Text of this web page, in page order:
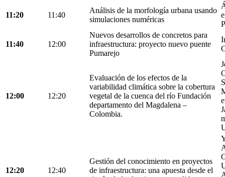
11:20 11:40
Análisis de la morfología urbana usando
simulaciones numéricas
11:40 12:00
Nuevos desarrollos de concretos para
infraestructura: proyecto nuevo puente
Pumarejo
12:00 12:20
Evaluación de los efectos de la
variabilidad climática sobre la cobertura
vegetal de la cuenca del río Fundación
departamento del Magdalena –
Colombia.
12:20 12:40
Gestión del conocimiento en proyectos
de infraestructura: una apuesta desde el